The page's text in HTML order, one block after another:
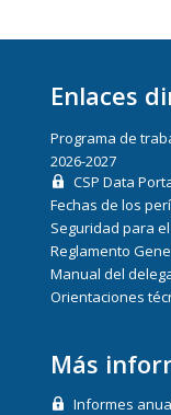
Enlaces
Programa de
2026-2027
CSP Data
Fechas de los
Seguridad para
Reglamento
Manual del
Orientaciones
Más
Informes